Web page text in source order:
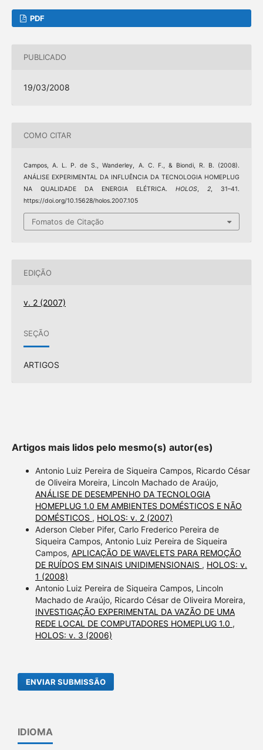
PDF
PUBLICADO
19/03/2008
COMO CITAR
Campos, A. L. P. de S., Wanderley, A. C. F., & Biondi, R. B. (2008).
ANÁLISE EXPERIMENTAL DA INFLUÊNCIA DA TECNOLOGIA HOMEPLUG
NA QUALIDADE DA ENERGIA ELÉTRICA.HOLOS 2 , 31–41.
https://doi.org/10.15628/holos.2007.105
Fomatos de Citação
EDIÇÃO
v. 2 (2007)
SEÇÃO
ARTIGOS
Artigos mais lidos pelo mesmo(s) autor(es)
Antonio Luiz Pereira de Siqueira Campos, Ricardo César
de Oliveira Moreira, Lincoln Machado de Araújo,
ANÁLISE DE DESEMPENHO DA TECNOLOGIA
HOMEPLUG 1.0 EM AMBIENTES DOMÉSTICOS E NÃO
DOMÉSTICOS , HOLOS: v. 2 (2007)
Aderson Cleber Pifer, Carlo Frederico Pereira de
Siqueira Campos, Antonio Luiz Pereira de Siqueira
Campos, APLICAÇÃO DE WAVELETS PARA REMOÇÃO
DE RUÍDOS EM SINAIS UNIDIMENSIONAIS , HOLOS: v.
1 (2008)
Antonio Luiz Pereira de Siqueira Campos, Lincoln
Machado de Araújo, Ricardo César de Oliveira Moreira,
INVESTIGAÇÃO EXPERIMENTAL DA VAZÃO DE UMA
REDE LOCAL DE COMPUTADORES HOMEPLUG 1.0 ,
HOLOS: v. 3 (2006)
ENVIAR SUBMISSÃO
IDIOMA